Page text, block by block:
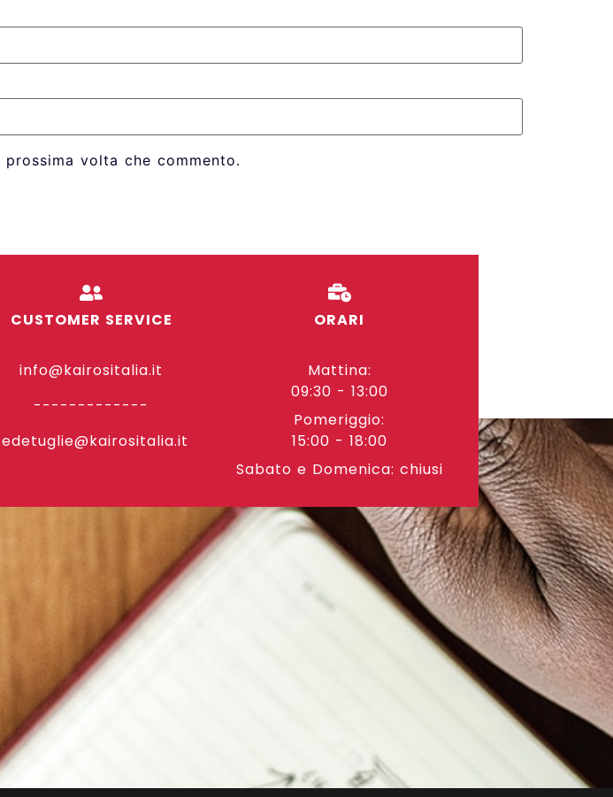
volta che commento.
CUSTOMER SERVICE
info@kairositalia.it
-------------
ORARI
Mattina:
09:30 - 13:00
Pomeriggio:
15:00 - 18:00
Sabato e Domenica: chiusi